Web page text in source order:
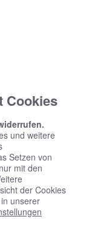
Cookies
und weitere
Setzen von
mit den
der Cookies
unserer